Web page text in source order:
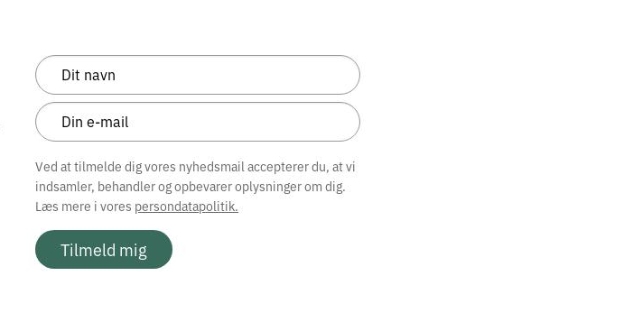
Ved at tilmelde dig vores nyhedsmail accepterer du, at vi
indsamler, behandler og opbevarer oplysninger om dig.
Læs mere i vores persondatapolitik.
Tilmeld mig